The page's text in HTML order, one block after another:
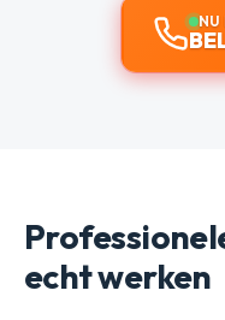
NU
echt werken